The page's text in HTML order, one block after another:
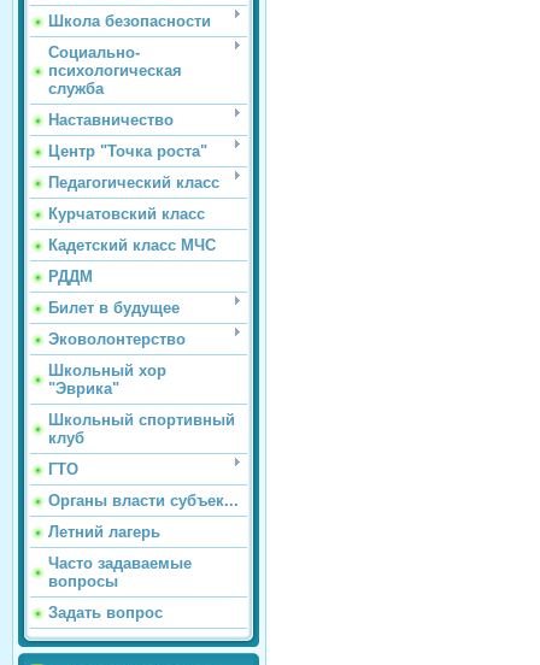
Школа безопасности
Социально-
психологическая
служба
Наставничество
Центр "Точка роста"
Педагогический класс
Курчатовский класс
Кадетский класс МЧС
РДДМ
Билет в будущее
Эковолонтерство
Школьный хор
"Эврика"
Школьный спортивный
клуб
ГТО
Органы власти субъек...
Летний лагерь
Часто задаваемые
вопросы
Задать вопрос